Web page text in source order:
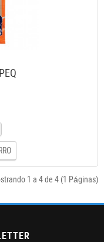
1 a 4 de 4 (1 Páginas)